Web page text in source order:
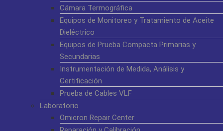
Cámara Termográfica
Equipos de Monitoreo y Tratamiento de Aceite
Dieléctrico
Equipos de Prueba Compacta Primarias y
Secundarias
Instrumentación de Medida, Análisis y
Certificación
Prueba de Cables VLF
Laboratorio
Omicron Repair Center